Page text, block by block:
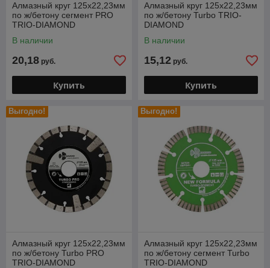
Алмазный круг 125х22,23мм
по ж/бетону сегмент PRO
TRIO-DIAMOND
В наличии
20,18 руб.
Купить
Алмазный круг 125х22,23мм
по ж/бетону Turbo TRIO-
DIAMOND
В наличии
15,12 руб.
Купить
Выгодно!
Алмазный круг 125х22,23мм
по ж/бетону Turbo PRO
TRIO-DIAMOND
Выгодно!
Алмазный круг 125х22,23мм
по ж/бетону сегмент Turbo
TRIO-DIAMOND